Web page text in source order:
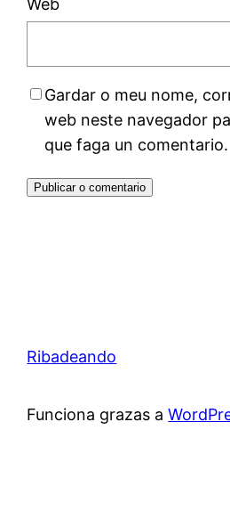
Web
Gardar o meu nome,
web neste navegador
que faga un comentario.
Ribadeando
Funciona grazas a